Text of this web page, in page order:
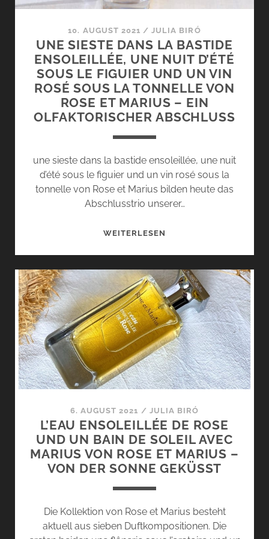
10. AUGUST 2021 /JULIA BIRÓ
UNE SIESTE DANS LA BASTIDE
ENSOLEILLÉE, UNE NUIT D’ÉTÉ
SOUS LE FIGUIER UND UN VIN
ROSÉ SOUS LA TONNELLE VON
ROSE ET MARIUS – EIN
OLFAKTORISCHER ABSCHLUSS
une sieste dans la bastide ensoleillée, une nuit
d’été sous le figuier und un vin rosé sous la
tonnelle von Rose et Marius bilden heute das
Abschlusstrio unserer…
WEITERLESEN
LA
BASTIDE
ENSOLEILLÉE,
UNE
NUIT
D’ÉTÉ
SOUS
LE
FIGUIER
UN
VIN
ROSÉ
SOUS
VON
ROSE
ET
6. AUGUST 2021 / JULIA BIRÓ
L’EAU ENSOLEILLÉE DE ROSE
UND UN BAIN DE SOLEIL AVEC
MARIUS VON ROSE ET MARIUS –
VON DER SONNE GEKÜSST
Die Kollektion von Rose et Marius besteht
aktuell aus sieben Duftkompositionen. Die